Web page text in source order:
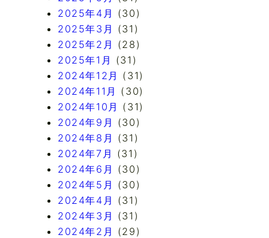
2025年4月 (30)
2025年3月 (31)
2025年2月 (28)
2025年1月 (31)
2024年12月 (31)
2024年11月 (30)
2024年10月 (31)
2024年9月 (30)
2024年8月 (31)
2024年7月 (31)
2024年6月 (30)
2024年5月 (30)
2024年4月 (31)
2024年3月 (31)
2024年2月 (29)